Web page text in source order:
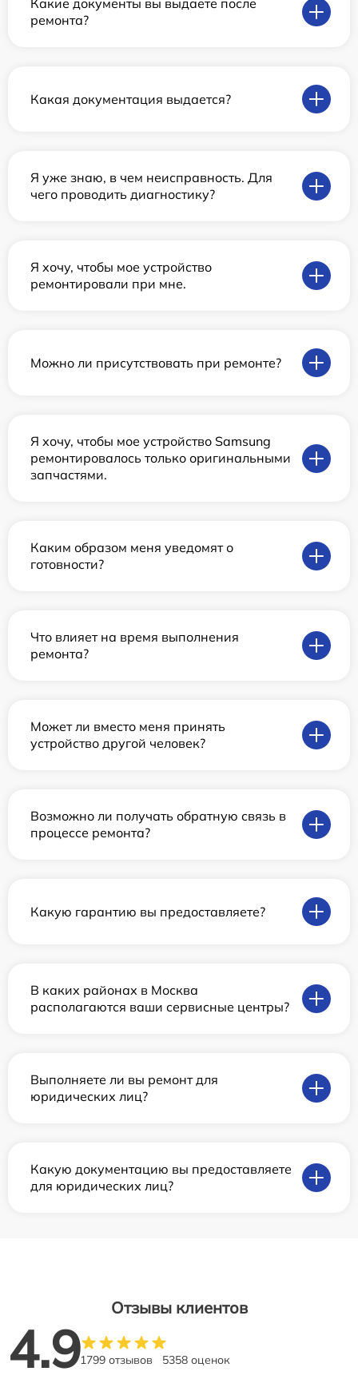
Какие документы вы выдаете после
ремонта?
Какая документация выдается?
Я уже знаю, в чем неисправность. Для
чего проводить диагностику?
Я хочу, чтобы мое устройство
ремонтировали при мне.
Можно ли присутствовать при ремонте?
Я хочу, чтобы мое устройство Samsung
ремонтировалось только оригинальными
запчастями.
Каким образом меня уведомят о
готовности?
Что влияет на время выполнения
ремонта?
Может ли вместо меня принять
устройство другой человек?
Возможно ли получать обратную связь в
процессе ремонта?
Какую гарантию вы предоставляете?
В каких районах в Москва
располагаются ваши сервисные центры?
Выполняете ли вы ремонт для
юридических лиц?
Какую документацию вы предоставляете
для юридических лиц?
Отзывы клиентов
4.91799 отзывов 5358 оценок